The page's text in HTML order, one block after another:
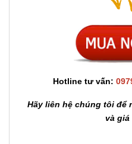
Hotline tư vấn:
Hãy liên hệ chúng tôi để
và